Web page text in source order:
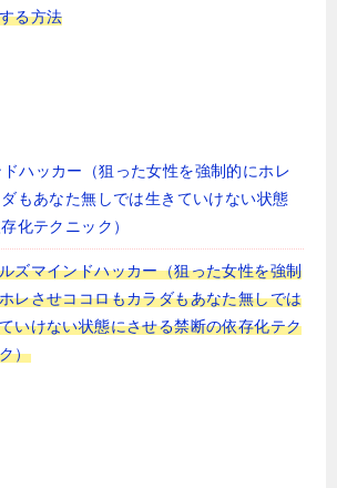
る方法
ズマインドハッカー（狙った女性を強制
レさせココロもカラダもあなた無しでは
いけない状態にさせる禁断の依存化テク
）